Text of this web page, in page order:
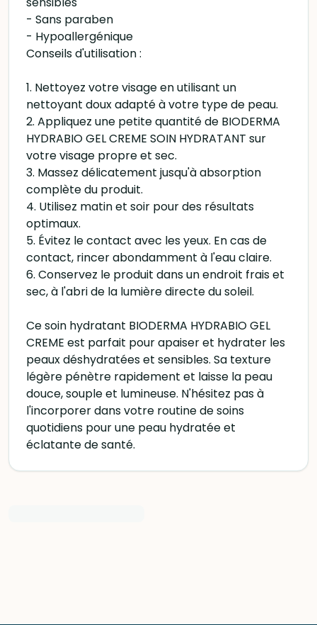
- Sans paraben
- Hypoallergénique
Conseils d'utilisation :
1. Nettoyez votre visage en utilisant un
nettoyant doux adapté à votre type de peau.
2. Appliquez une petite quantité de BIODERMA
HYDRABIO GEL CREME SOIN HYDRATANT sur
votre visage propre et sec.
3. Massez délicatement jusqu'à absorption
complète du produit.
4. Utilisez matin et soir pour des résultats
optimaux.
5. Évitez le contact avec les yeux. En cas de
contact, rincer abondamment à l'eau claire.
6. Conservez le produit dans un endroit frais et
sec, à l'abri de la lumière directe du soleil.
Ce soin hydratant BIODERMA HYDRABIO GEL
CREME est parfait pour apaiser et hydrater les
peaux déshydratées et sensibles. Sa texture
légère pénètre rapidement et laisse la peau
douce, souple et lumineuse. N'hésitez pas à
l'incorporer dans votre routine de soins
quotidiens pour une peau hydratée et
éclatante de santé.